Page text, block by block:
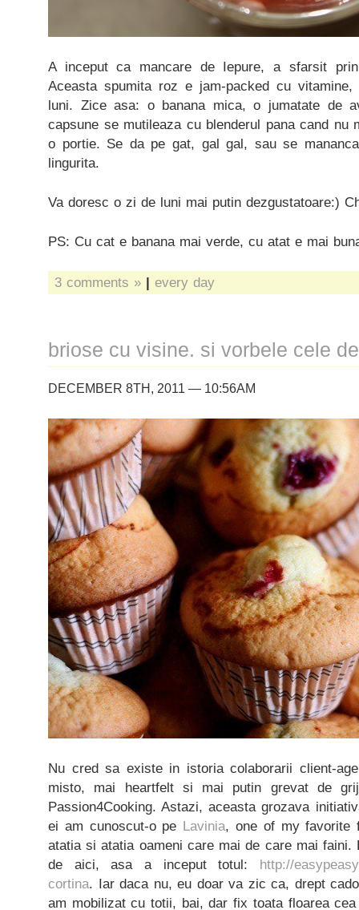
A inceput ca mancare de Iepure, a sfarsit
Aceasta spumita roz e jam-packed cu
luni. Zice asa: o banana mica, o jumatate de
capsune se mutileaza cu blenderul pana cand
o portie. Se da pe gat, gal gal, sau se
lingurita.
Va doresc o zi de luni mai putin dezgustatoare:)
PS: Cu cat e banana mai verde, cu atat e mai
3 comments » | every day
briose cu visine. si vorbele cele
DECEMBER 8TH, 2011 — 10:56AM
Nu cred sa existe in istoria colaborarii client-
misto, mai heartfelt si mai putin grevat de
Passion4Cooking. Astazi, aceasta grozava
ei am cunoscut-o pe Lavinia, one of my favorite
atatia si atatia oameni care mai de care mai
de aici, asa a inceput totul: http://
cortina. Iar daca nu, eu doar va zic ca, drept
am mobilizat cu totii, bai, dar fix toata floarea